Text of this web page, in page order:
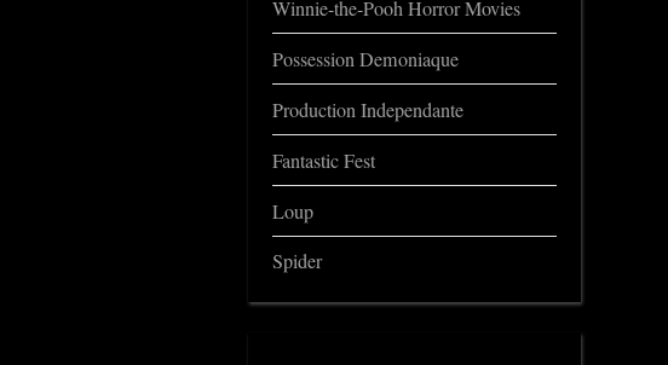
Winnie-the-Pooh Horror Movies
Possession Demoniaque
Production Independante
Fantastic Fest
Loup
Spider